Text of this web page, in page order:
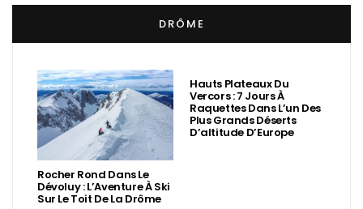
DRÔME
Rocher Rond Dans Le
Dévoluy : L’Aventure À Ski
Sur Le Toit De La Drôme
Hauts Plateaux Du
Vercors : 7 Jours À
Raquettes Dans L’un Des
Plus Grands Déserts
D’altitude D’Europe